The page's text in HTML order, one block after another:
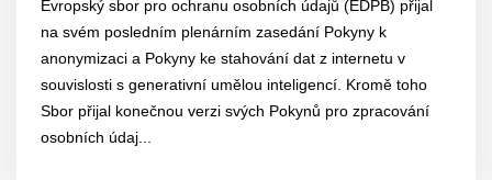
Evropský sbor pro ochranu osobních údajů (EDPB) přijal
na svém posledním plenárním zasedání Pokyny k
anonymizaci a Pokyny ke stahování dat z internetu v
souvislosti s generativní umělou inteligencí. Kromě toho
Sbor přijal konečnou verzi svých Pokynů pro zpracování
osobních údaj...